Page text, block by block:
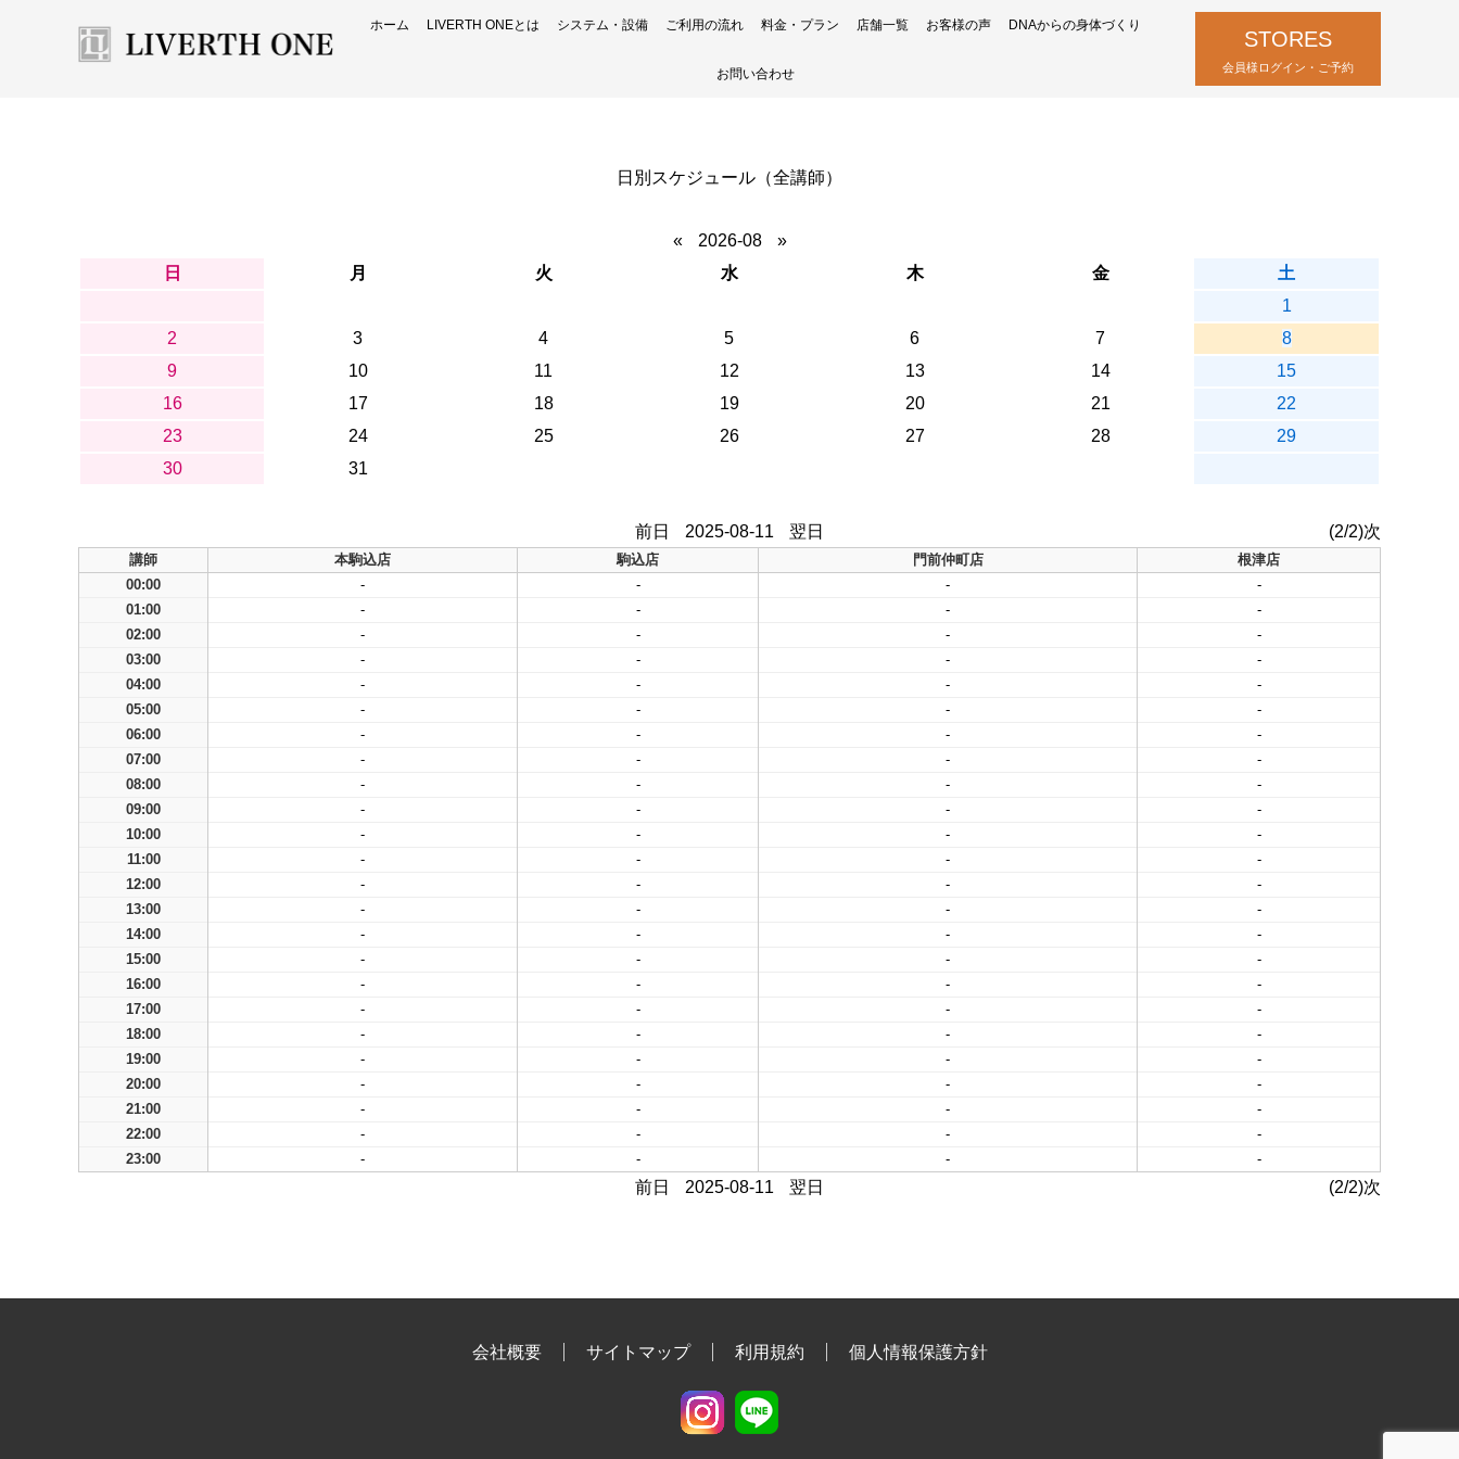
ホーム LIVERTH ONEとは システム・設備 ご利用の流れ 料金・プラン 店舗一覧 お客様の声 DNAからの身体づくり
お問い合わせ
STORES
会員様ログイン・ご予約
日別スケジュール（全講師）
« 2026-08
»
日
月 火 水 木 金
土
1
2
3 4 5 6 7
8
9
10 11 12 13 14
15
16
17 18 19 20 21
22
23
24 25 26 27 28
29
30
31
前日 2025-08-11 翌日 (2/2)次
講師 本駒込店 駒込店 門前仲町店
根津店
00:00
- - -
-
01:00
- - -
-
02:00
- - -
-
03:00
- - -
-
04:00
- - -
-
05:00
- - -
-
06:00
- - -
-
07:00
- - -
-
08:00
- - -
-
09:00
- - -
-
10:00
- - -
-
11:00
- - -
-
12:00
- - -
-
13:00
- - -
-
14:00
- - -
-
15:00
- - -
-
16:00
- - -
-
17:00
- - -
-
18:00
- - -
-
19:00
- - -
-
20:00
- - -
-
21:00
- - -
-
22:00
- - -
-
23:00
- - - -
前日 2025-08-11 翌日 (2/2)次
会社概要 サイトマップ 利用規約 個人情報保護方針